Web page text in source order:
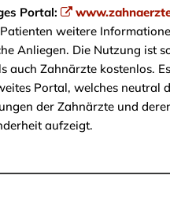
Portal:
weitere
Anliegen. Die Nutzung ist
auch Zahnärzte kostenlos.
Portal, welches neutral
der Zahnärzte und
aufzeigt.